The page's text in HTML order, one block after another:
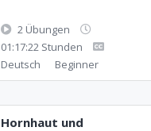
2 Übungen
01:17:22 Stunden
Deutsch
Beginner
Hornhaut und